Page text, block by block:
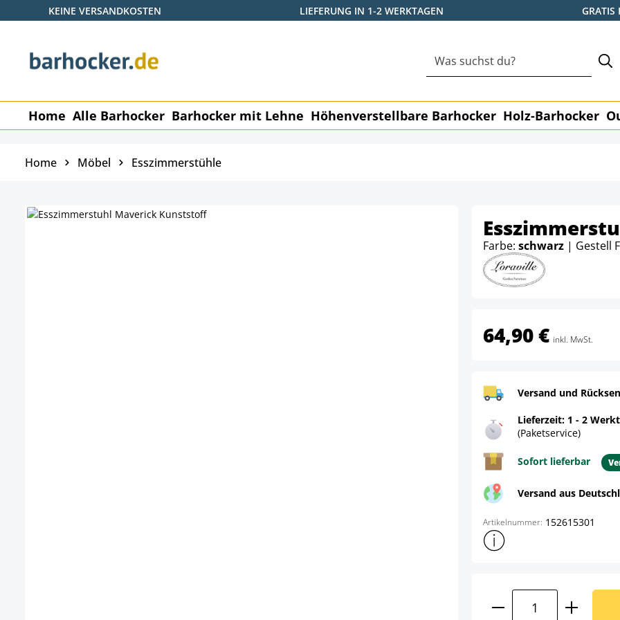
Hauptinhalt springen
Zur Suche springen
Zur Hauptnavigation springen
KEINE VERSANDKOSTEN LIEFERUNG IN 1-2 WERKTAGEN GRATIS
Home Alle Barhocker Barhocker mit Lehne Höhenverstellbare Barhocker Holz-Barhocker
Home Möbel Esszimmerstühle
Farbe: schwarz | Gestell
64,90 € inkl. MwSt.
Versand und
Lieferzeit: 1 - 2
(Paketservice)
Sofort lieferbar
Versand aus
Artikelnummer: 152615301
Weitere
Produkt Anzahl: